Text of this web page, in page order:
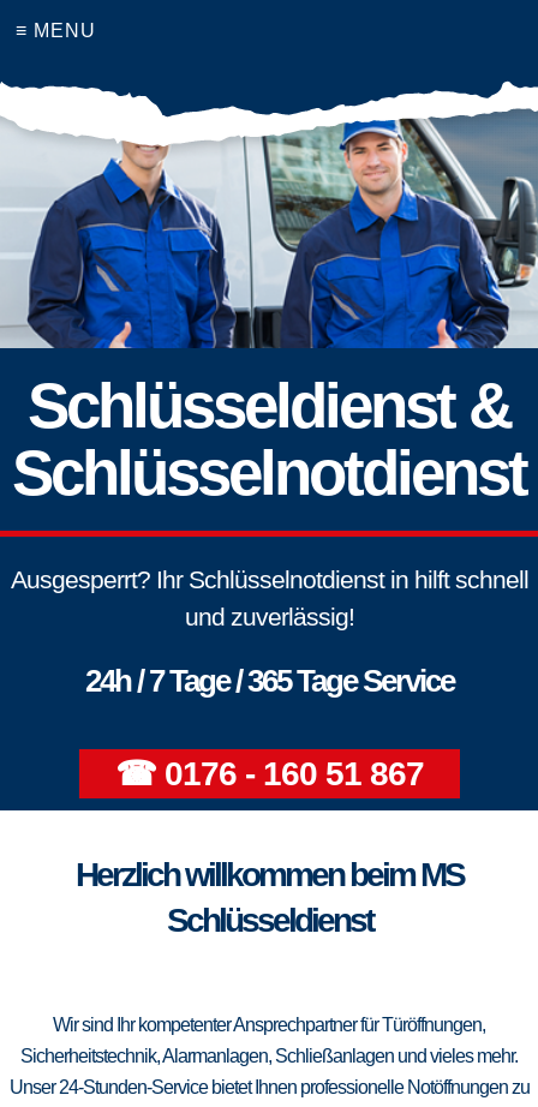
≡ MENU
Schlüsseldienst &
Schlüsselnotdienst
Ausgesperrt? Ihr Schlüsselnotdienst in hilft schnell
und zuverlässig!
24h / 7 Tage / 365 Tage Service
☎ 0176 - 160 51 867
Herzlich willkommen beim MS
Schlüsseldienst
Wir sind Ihr kompetenter Ansprechpartner für Türöffnungen,
Sicherheitstechnik, Alarmanlagen, Schließanlagen und vieles mehr.
Unser 24-Stunden-Service bietet Ihnen professionelle Notöffnungen zu